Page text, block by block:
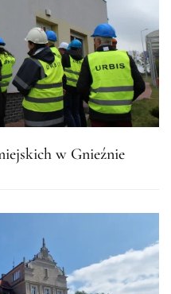
w Gnieźnie